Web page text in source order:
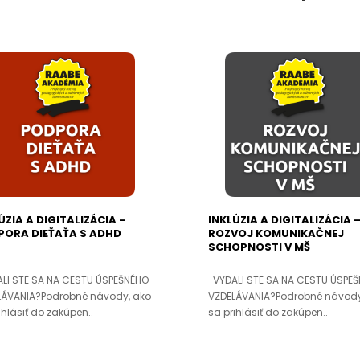
A DIGITALIZÁCIA –
DIEŤAŤA S ADHD
STE SA NA CESTU ÚSPEŠNÉHO
návody, ako
do zakúpen..
INKLÚZIA A DIGITALIZÁCIA –
ROZVOJ KOMUNIKAČNEJ
SCHOPNOSTI V MŠ
VYDALI STE SA NA CESTU
VZDELÁVANIA?Podrobné
sa prihlásiť do zakúpen..